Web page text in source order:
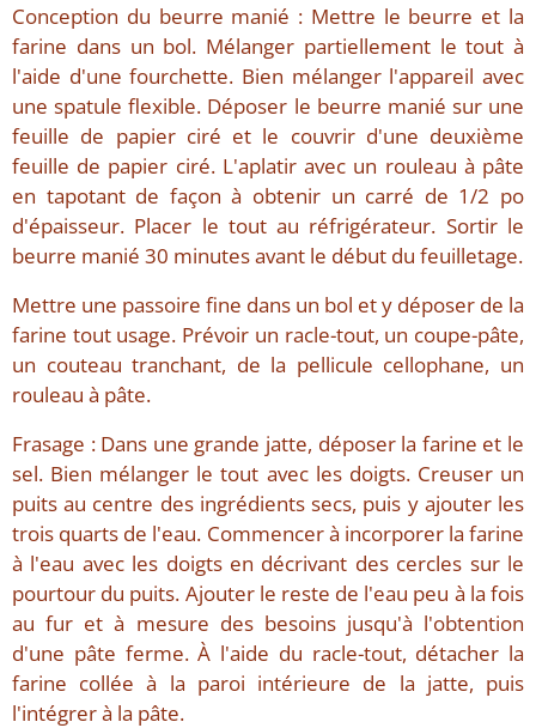
Conception du beurre manié : Mettre le beurre et la
farine dans un bol. Mélanger partiellement le tout à
l'aide d'une fourchette. Bien mélanger l'appareil avec
une spatule flexible. Déposer le beurre manié sur une
feuille de papier ciré et le couvrir d'une deuxième
feuille de papier ciré. L'aplatir avec un rouleau à pâte
en tapotant de façon à obtenir un carré de 1/2 po
d'épaisseur. Placer le tout au réfrigérateur. Sortir le
beurre manié 30 minutes avant le début du feuilletage.
Mettre une passoire fine dans un bol et y déposer de la
farine tout usage. Prévoir un racle-tout, un coupe-pâte,
un couteau tranchant, de la pellicule cellophane, un
rouleau à pâte.
Frasage : Dans une grande jatte, déposer la farine et le
sel. Bien mélanger le tout avec les doigts. Creuser un
puits au centre des ingrédients secs, puis y ajouter les
trois quarts de l'eau. Commencer à incorporer la farine
à l'eau avec les doigts en décrivant des cercles sur le
pourtour du puits. Ajouter le reste de l'eau peu à la fois
au fur et à mesure des besoins jusqu'à l'obtention
d'une pâte ferme. À l'aide du racle-tout, détacher la
farine collée à la paroi intérieure de la jatte, puis
l'intégrer à la pâte.